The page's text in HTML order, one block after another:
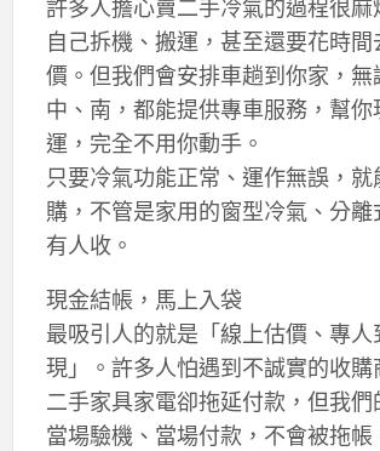
許多人擔心賣二手冷氣的過程很麻
自己拆機、搬運，甚至還要花時
價。但我們會安排車趟到你家，無
中、南，都能提供專車服務，幫你
運，完全不用你動手。
只要冷氣功能正常、運作無誤，就
購，不管是家用的窗型冷氣、分離
有人收。
現金結帳，馬上入袋
最吸引人的就是「線上估價、專人
現」。許多人怕遇到不誠實的收購
二手家具家電卻拖延付款，但我們
當場驗機、當場付款，不會被拖帳